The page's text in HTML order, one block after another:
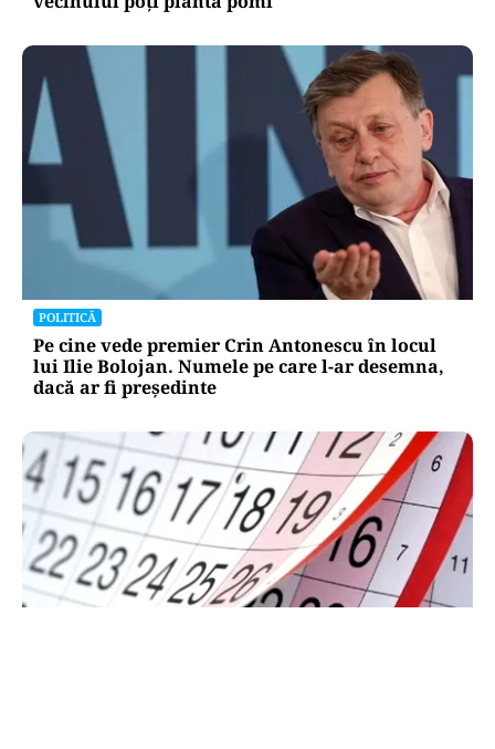
POLITICĂ
Pe cine vede premier Crin Antonescu în locul
lui Ilie Bolojan. Numele pe care l-ar desemna,
dacă ar fi președinte